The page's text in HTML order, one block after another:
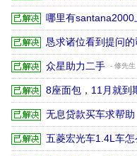
哪里有santana2000
恳求诸位看到提问
众星助力二手 - 修先生
8座面包，11月就到
无息贷款买车求帮助
五菱宏光车1.4L车怎